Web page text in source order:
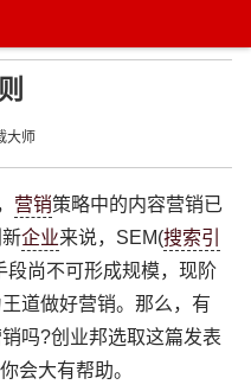
大师
营销策略中的内容营销已
企业来说，SEM(搜索引
段尚不可形成规模，现阶
道做好营销。那么，有
吗?创业邦选取这篇发表
会大有帮助。